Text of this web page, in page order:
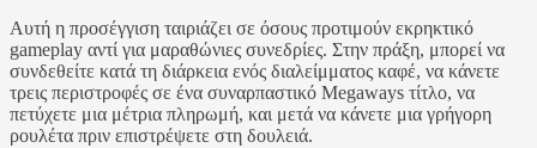
Αυτή η προσέγγιση ταιριάζει σε όσους προτιμούν εκρηκτικό
gameplay αντί για μαραθώνιες συνεδρίες. Στην πράξη, μπορεί να
συνδεθείτε κατά τη διάρκεια ενός διαλείμματος καφέ, να κάνετε
τρεις περιστροφές σε ένα συναρπαστικό Megaways τίτλο, να
πετύχετε μια μέτρια πληρωμή, και μετά να κάνετε μια γρήγορη
ρουλέτα πριν επιστρέψετε στη δουλειά.